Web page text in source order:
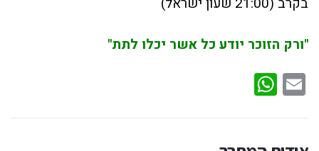
"ורק הזוכר יודע כל אשר יכלו לתת"
Email